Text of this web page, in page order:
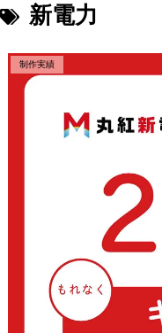
新電力
制作実績